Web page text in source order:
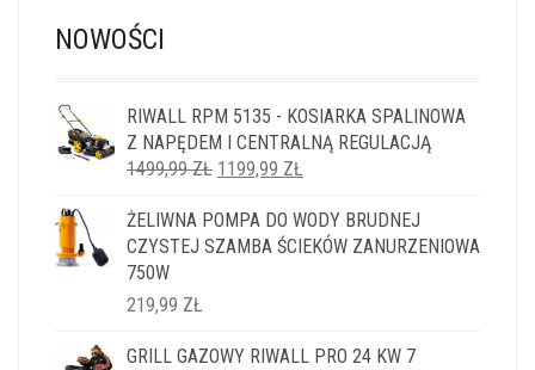
NOWOŚCI
RIWALL RPM 5135 - KOSIARKA SPALINOWA
Z NAPĘDEM I CENTRALNĄ REGULACJĄ
1499,99ZŁ PIERWOTNA
WYNOSIŁA:
1499,99 ZŁ.
1199,99 ZŁ
WYNOSI:
1199,99 ZŁ.
ŻELIWNA POMPA DO WODY BRUDNEJ
CZYSTEJ SZAMBA ŚCIEKÓW ZANURZENIOWA
750W
219,99 ZŁ
GRILL GAZOWY RIWALL PRO 24 KW 7